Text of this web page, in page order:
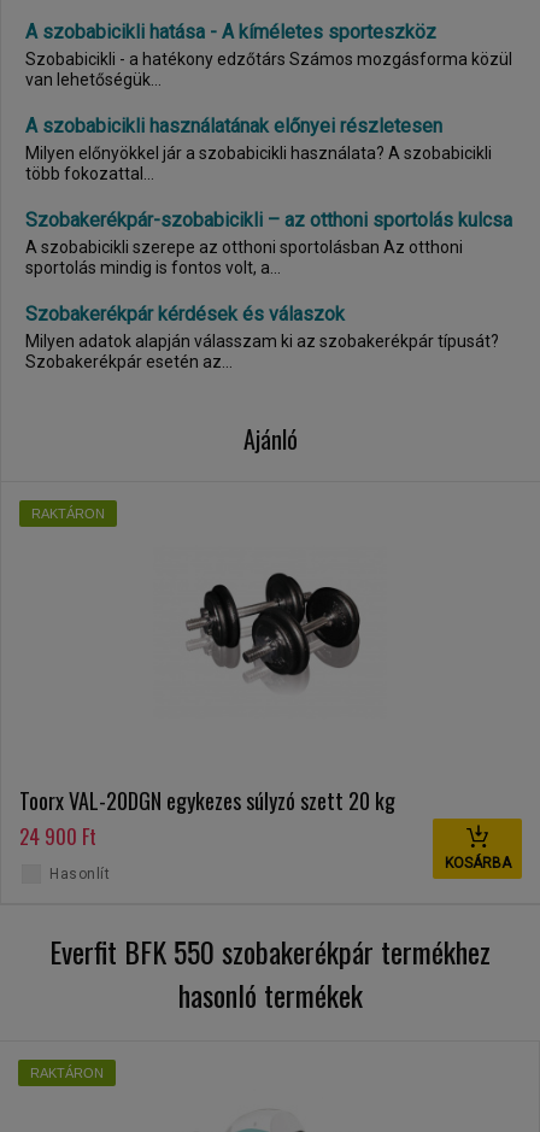
A szobabicikli hatása - A kíméletes sporteszköz
Szobabicikli - a hatékony edzőtárs Számos mozgásforma közül
van lehetőségük...
A szobabicikli használatának előnyei részletesen
Milyen előnyökkel jár a szobabicikli használata? A szobabicikli
több fokozattal...
Szobakerékpár-szobabicikli – az otthoni sportolás kulcsa
A szobabicikli szerepe az otthoni sportolásban Az otthoni
sportolás mindig is fontos volt, a...
Szobakerékpár kérdések és válaszok
Milyen adatok alapján válasszam ki az szobakerékpár típusát?
Szobakerékpár esetén az...
Ajánló
RAKTÁRON
Toorx VAL-20DGN egykezes súlyzó szett 20 kg
24 900 Ft
KOSÁRBA
Hasonlít
Everfit BFK 550 szobakerékpár termékhez
hasonló termékek
RAKTÁRON